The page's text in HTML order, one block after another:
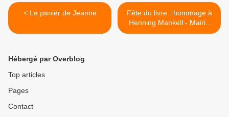
< Le panier de Jeanne
Fête du livre : hommage à
Henning Mankell - Mairie
d'Aix-en-Provence >
Hébergé par Overblog
Top articles
Pages
Contact